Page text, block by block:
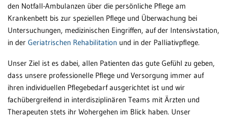
den Notfall-Ambulanzen über die persönliche Pflege am
Krankenbett bis zur speziellen Pflege und Überwachung bei
Untersuchungen, medizinischen Eingriffen, auf der Intensivstation,
in der Geriatrischen Rehabilitation und in der Palliativpflege.
Unser Ziel ist es dabei, allen Patienten das gute Gefühl zu geben,
dass unsere professionelle Pflege und Versorgung immer auf
ihren individuellen Pflegebedarf ausgerichtet ist und wir
fachübergreifend in interdisziplinären Teams mit Ärzten und
Therapeuten stets ihr Wohergehen im Blick haben. Unser